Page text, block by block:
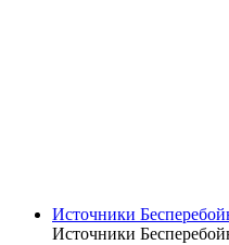
Источники
Источники